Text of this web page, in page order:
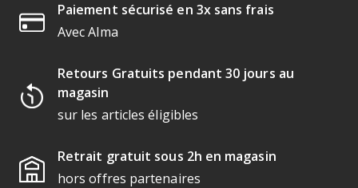
Paiement sécurisé en 3x sans frais
Avec Alma
Retours Gratuits pendant 30 jours au
magasin
sur les articles éligibles
Retrait gratuit sous 2h en magasin
hors offres partenaires